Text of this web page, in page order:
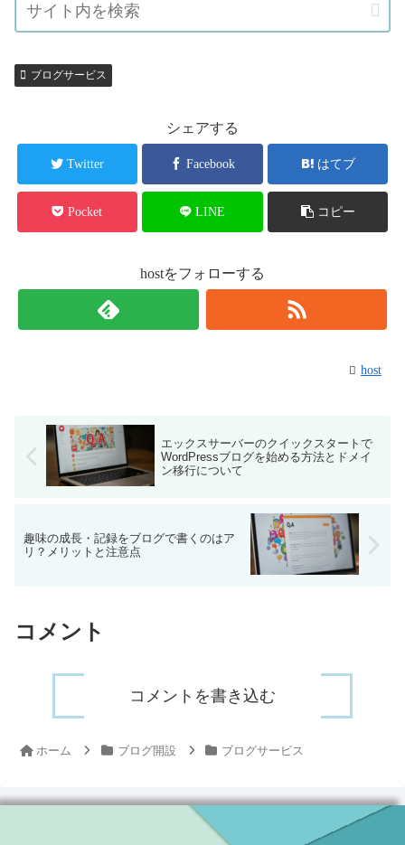
ブログサービス
シェアする
Twitter Facebook はてブ
Pocket LINE コピー
hostをフォローする
host
エックスサーバーのクイックスタートで
WordPressブログを始める方法とドメイ
ン移行について
趣味の成長・記録をブログで書くのはア
リ？メリットと注意点
コメント
コメントを書き込む
ホーム ブログ開設 ブログサービス